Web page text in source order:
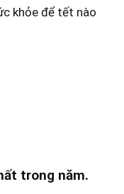
khỏe để tết nào
trong năm.